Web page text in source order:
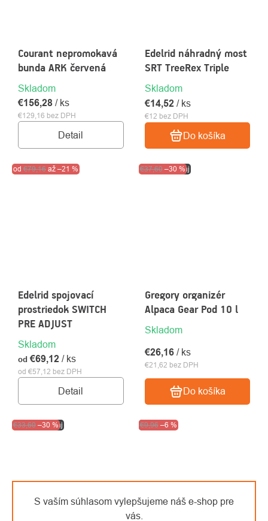
S vaším súhlasom vylepšujeme náš e-shop pre
vás.
Courant nepromokavá
bunda ARK červená
Skladom
€129,16 bez DPH
€156,28 / ks
Detail
Edelrid náhradný most
SRT TreeRex Triple
Skladom
€12 bez DPH
€14,52 / ks
Do košíka
Akcia Výpredaj
od €79,16 až –21 %
Edelrid spojovací
prostriedok SWITCH
PRE ADJUST
Skladom
od €57,12 bez DPH
od €69,12 / ks
Detail
Akcia Výpredaj
€37,60 –30 %
Gregory organizér
Alpaca Gear Pod 10 l
Skladom
€21,62 bez DPH
€26,16 / ks
Do košíka
Akcia Výpredaj
€33,60 –30 % Výpredaj
€9,96 –6 %